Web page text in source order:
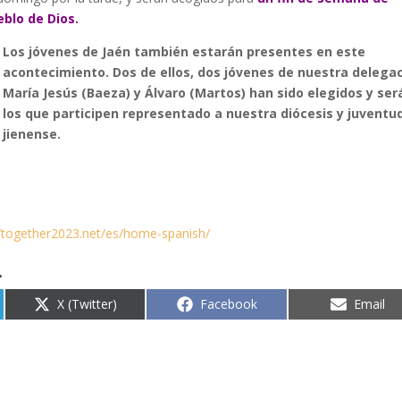
de Dios.
Los jóvenes de Jaén también estarán presentes en este
acontecimiento. Dos de ellos, dos jóvenes de nuestra
María Jesús (Baeza) y Álvaro (Martos) han sido elegidos y
los que participen representado a nuestra diócesis y
jienense.
es/home-spanish/
Compartir
en
X (Twitter) Compartir
Facebook Compartir
Email